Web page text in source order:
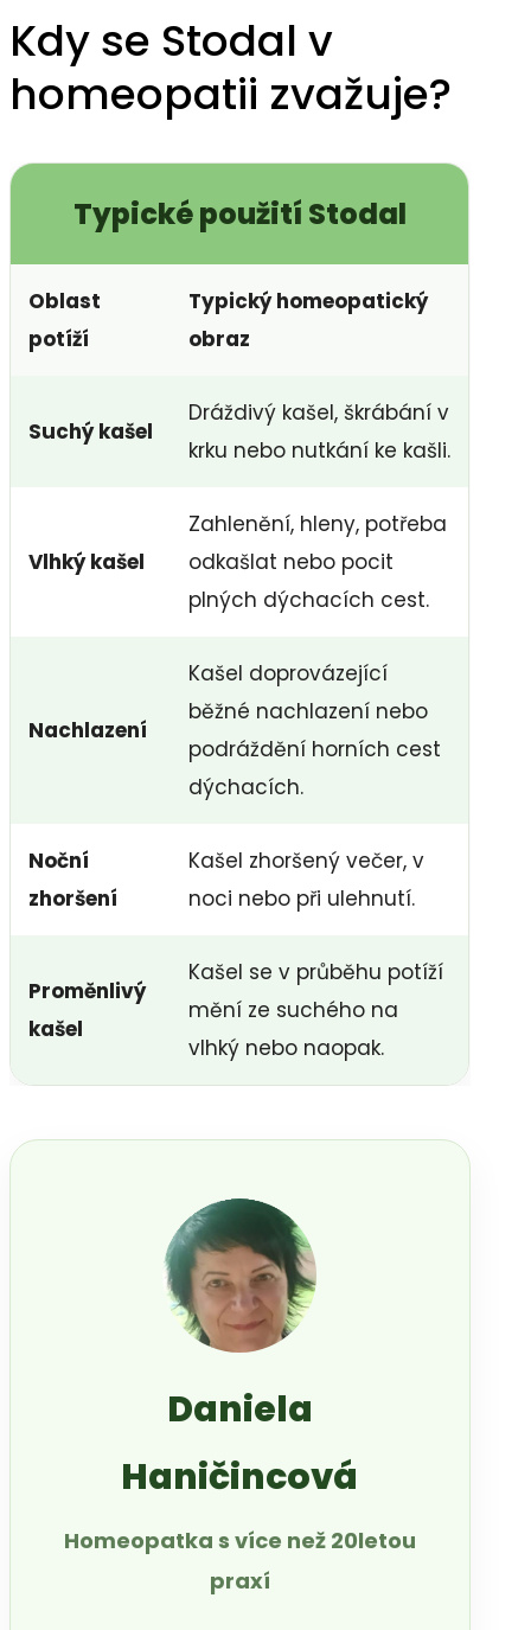
Kdy se Stodal v
homeopatii zvažuje?
Typické použití Stodal
Oblast
potíží
Typický homeopatický
obraz
Suchý kašel
Dráždivý kašel, škrábání v
krku nebo nutkání ke kašli.
Vlhký kašel
Zahlenění, hleny, potřeba
odkašlat nebo pocit
plných dýchacích cest.
Nachlazení
Kašel doprovázející
běžné nachlazení nebo
podráždění horních cest
dýchacích.
Noční
zhoršení
Kašel zhoršený večer, v
noci nebo při ulehnutí.
Proměnlivý
kašel
Kašel se v průběhu potíží
mění ze suchého na
vlhký nebo naopak.
Daniela
Haničincová
Homeopatka s více než 20letou
praxí